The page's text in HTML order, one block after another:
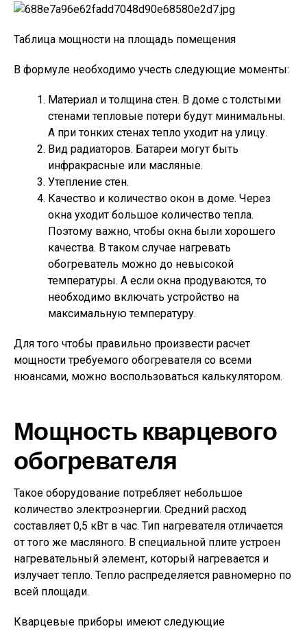
Таблица мощности на площадь помещения
В формуле необходимо учесть следующие моменты:
Материал и толщина стен. В доме с толстыми
стенами тепловые потери будут минимальны.
А при тонких стенах тепло уходит на улицу.
Вид радиаторов. Батареи могут быть
инфракрасные или масляные.
Утепление стен.
Качество и количество окон в доме. Через
окна уходит большое количество тепла.
Поэтому важно, чтобы окна были хорошего
качества. В таком случае нагревать
обогреватель можно до невысокой
температуры. А если окна продуваются, то
необходимо включать устройство на
максимальную температуру.
Для того чтобы правильно произвести расчет
мощности требуемого обогревателя со всеми
нюансами, можно воспользоваться калькулятором.
Мощность кварцевого
обогревателя
Такое оборудование потребляет небольшое
количество электроэнергии. Средний расход
составляет 0,5 кВт в час. Тип нагревателя отличается
от того же масляного. В специальной плите устроен
нагревательный элемент, который нагревается и
излучает тепло. Тепло распределяется равномерно по
всей площади.
Кварцевые приборы имеют следующие